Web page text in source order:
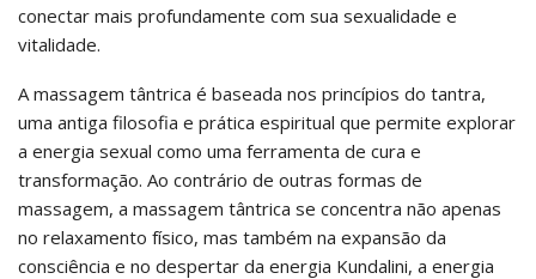
conectar mais profundamente com sua sexualidade e
vitalidade.
A massagem tântrica é baseada nos princípios do tantra,
uma antiga filosofia e prática espiritual que permite explorar
a energia sexual como uma ferramenta de cura e
transformação. Ao contrário de outras formas de
massagem, a massagem tântrica se concentra não apenas
no relaxamento físico, mas também na expansão da
consciência e no despertar da energia Kundalini, a energia